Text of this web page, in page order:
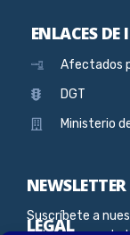
ENLACES DE
Afectados
DGT
Ministerio
NEWSLETTER
Suscríbete a
LEGAL